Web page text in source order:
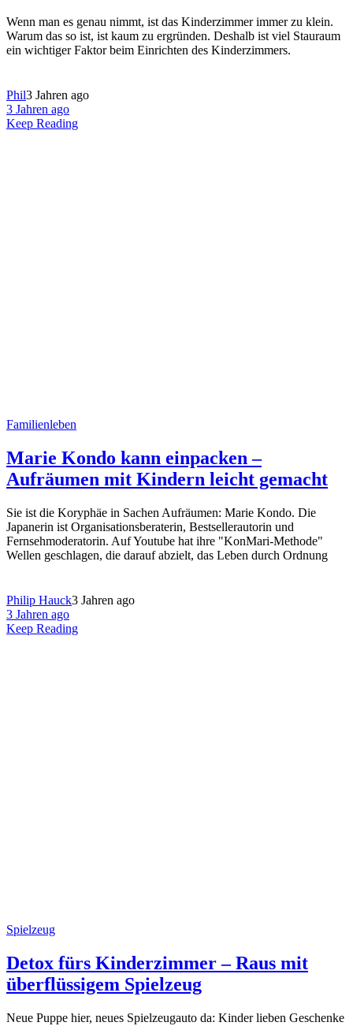
Wenn man es genau nimmt, ist das Kinderzimmer immer zu klein.
Warum das so ist, ist kaum zu ergründen. Deshalb ist viel Stauraum
ein wichtiger Faktor beim Einrichten des Kinderzimmers.
Phil3 Jahren ago
3 Jahren ago
Keep Reading
Familienleben
Marie Kondo kann einpacken –
Aufräumen mit Kindern leicht gemacht
Sie ist die Koryphäe in Sachen Aufräumen: Marie Kondo. Die
Japanerin ist Organisationsberaterin, Bestsellerautorin und
Fernsehmoderatorin. Auf Youtube hat ihre "KonMari-Methode"
Wellen geschlagen, die darauf abzielt, das Leben durch Ordnung
Philip Hauck3 Jahren ago
3 Jahren ago
Keep Reading
Spielzeug
Detox fürs Kinderzimmer – Raus mit
überflüssigem Spielzeug
Neue Puppe hier, neues Spielzeugauto da: Kinder lieben Geschenke